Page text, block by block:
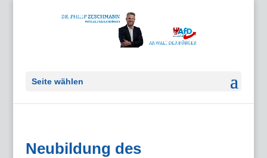
Seite wählen
Neubildung des